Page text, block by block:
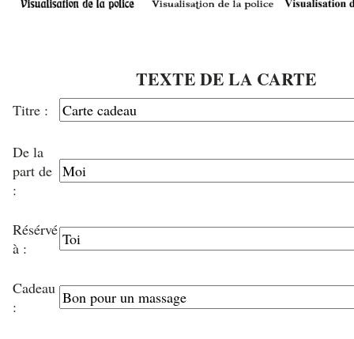
TEXTE DE LA CARTE
Titre :
De la
part de
:
Résérvé
à :
Cadeau
: